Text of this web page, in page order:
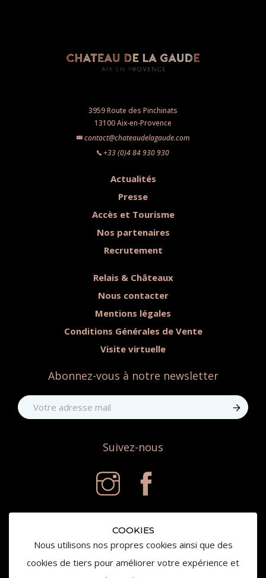
COOKIES
Nous utilisons nos propres cookies ainsi que des
cookies de tiers pour améliorer votre expérience et
3959 Route des Pinchinats
13100 Aix-en-Provence
contact@chateaudelagaude.com
+33 (0)4 84 930 930
Actualités
Presse
Accès et Tourisme
Nos partenaires
Recrutement
Relais & Châteaux
Nous contacter
Mentions légales
Conditions Générales de Vente
Visite virtuelle
Abonnez-vous à notre newsletter
Suivez-nous